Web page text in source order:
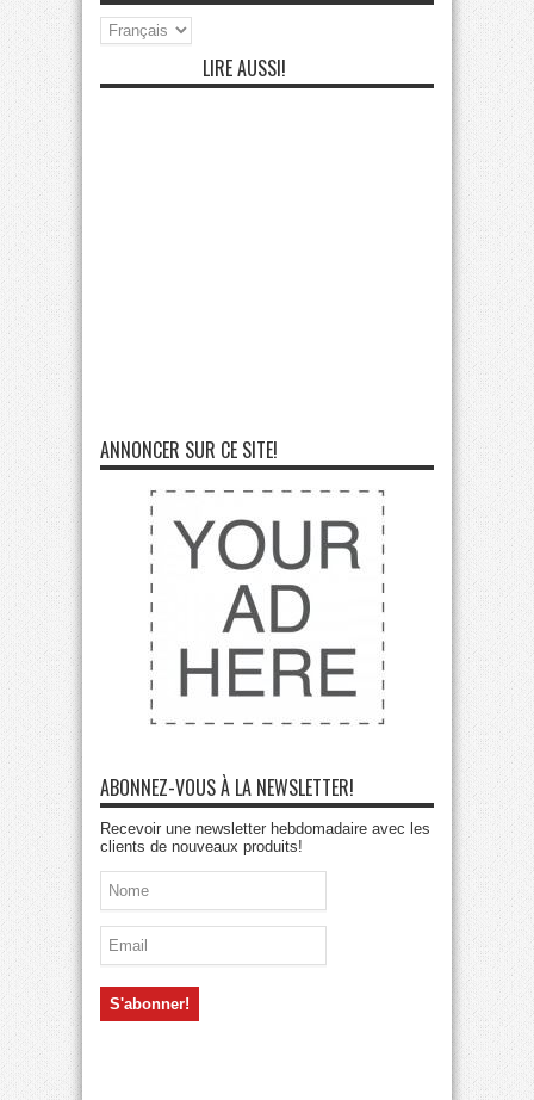
LIRE AUSSI!
ANNONCER SUR CE SITE!
ABONNEZ-VOUS À LA NEWSLETTER!
Recevoir une newsletter hebdomadaire avec les
clients de nouveaux produits!